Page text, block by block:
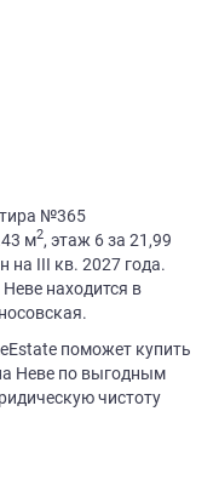
№365
м2, этаж 6 за 21,99
на III кв. 2027 года.
находится в
поможет купить
Неве по выгодным
чистоту